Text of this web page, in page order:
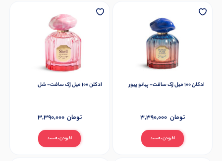
ادکلن 100 میل ژک سافت- پیانو پیور
افزودن به سبد
3,390,000 تومان
ادکلن 100 میل ژک سافت- شل
افزودن به سبد
3,390,000 تومان